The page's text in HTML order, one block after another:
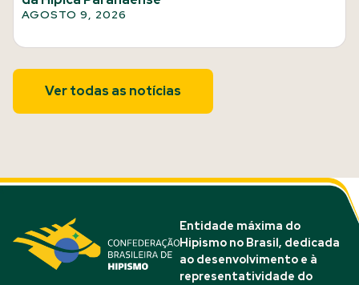
AGOSTO 9, 2026
Ver todas as notícias
Entidade máxima do
Hipismo no Brasil, dedicada
ao desenvolvimento e à
representatividade do